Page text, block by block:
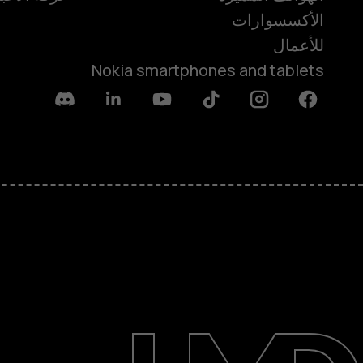
الدعم
الأكسسوارات
للأعمال
Nokia smartphones and tablets
Facebook
Instagram
Tiktok
Youtube
Linkedin
Discord